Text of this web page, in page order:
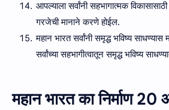
आपल्याला सर्वांनी सहभागात्मक
गरजेची मानाने करणे होईल.
महान भारत सर्वांनी समृद्ध भविष्य
सर्वांच्या सहभागीत्वातून समृद्ध भविष्य
महान भारत का निर्माण 20